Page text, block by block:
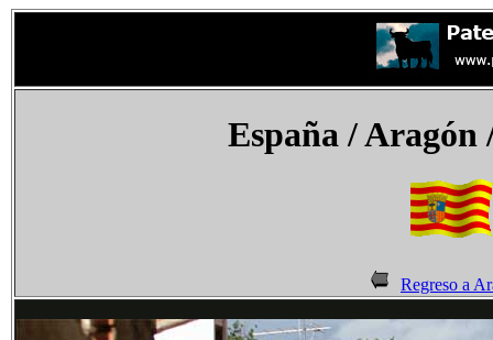
España/ Aragón
Regreso a